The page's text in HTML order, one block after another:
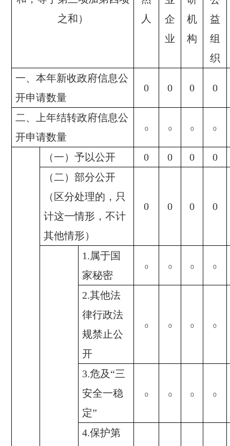
之和）
人
企
业
机
构
益
组
织
一、本年新收政府信息公
开申请数量
0 0 0 0
二、上年结转政府信息公
开申请数量
0 0 0 0
（一）予以公开 0 0 0
0
（二）部分公开
（区分处理的，只
计这一情形，不计
其他情形）
0 0 0 0
1.属于国
家秘密
0 0 0 0
2.其他法
律行政法
规禁止公
开
0 0 0 0
3.危及“三
安全一稳
定”
0 0 0 0
4.保护第